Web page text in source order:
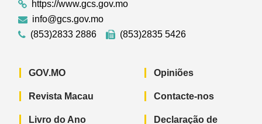
https://www.gcs.gov.mo
info@gcs.gov.mo
(853)2833 2886
(853)2835 5426
GOV.MO
Revista Macau
Livro do Ano
Opiniões
Contacte-nos
Declaração de